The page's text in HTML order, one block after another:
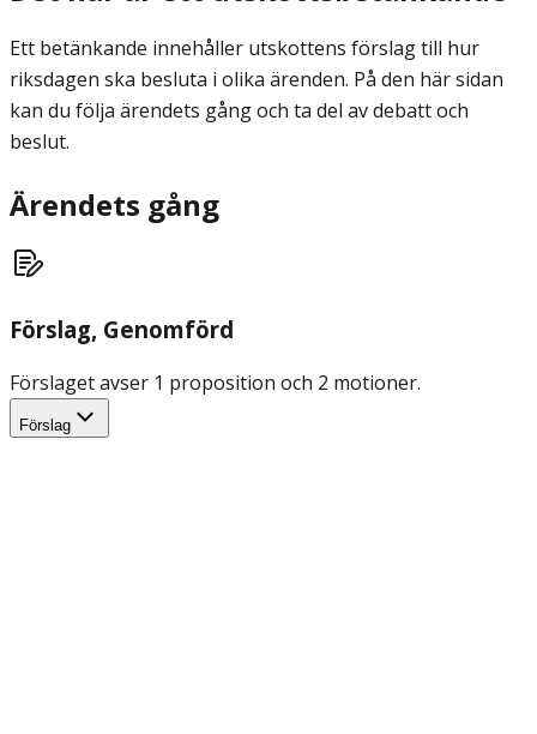
Ett betänkande innehåller utskottens förslag till hur
riksdagen ska besluta i olika ärenden. På den här sidan
kan du följa ärendets gång och ta del av debatt och
beslut.
Ärendets gång
Förslag, Genomförd
Förslaget avser 1 proposition och 2 motioner.
Förslag